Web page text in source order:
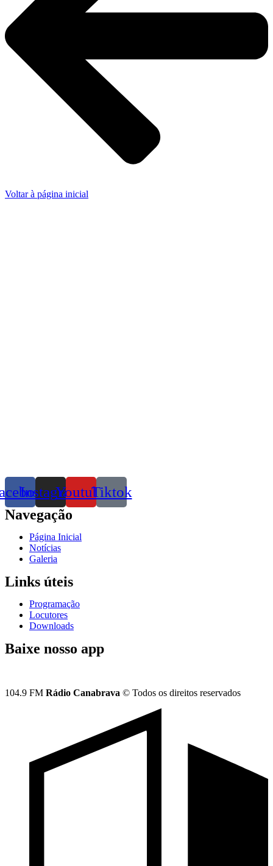
Voltar à página inicial
InstagramYoutubeTiktok
Navegação
Página Inicial
Notícias
Galeria
Links úteis
Programação
Locutores
Downloads
Baixe nosso app
104.9 FM Rádio Canabrava © Todos os direitos reservados